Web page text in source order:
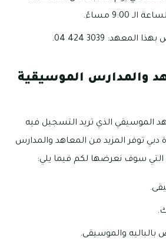
3039 424 04.
والمدارس الموسيقية
الموسيقي الذي تريد التسجيل فيه
دبي توفر المزيد من المعاهد والمدارس
التي سوف نعرضها لكم فيما يلي:
بالباليه والموسيقى.